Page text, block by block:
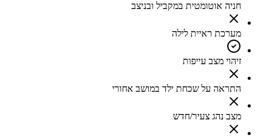
חניה אוטומטית במקביל ובניצב
מערכת ראיית לילה
זיהוי מצב עייפות
התראה על שכחת ילד במושב אחורי
מצב נהג צעיר/חדש